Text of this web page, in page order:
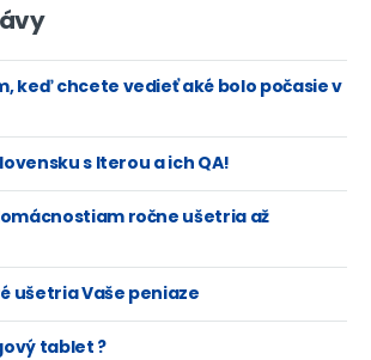
keď chcete vedieť aké bolo počasie v
s Iterou a ich QA!
ročne ušetria až
ušetria Vaše peniaze
tablet ?